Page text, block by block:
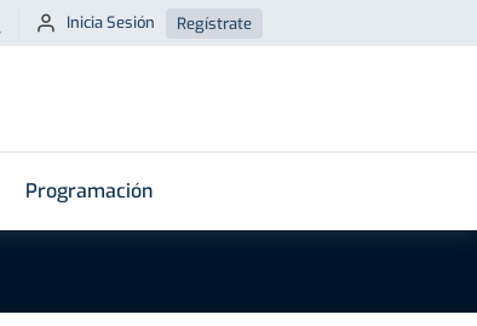
Inicia Sesión Regístrate
Programación